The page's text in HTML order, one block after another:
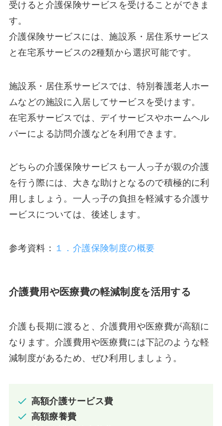
受けると介護保険サービスを受けることができま
す。
介護保険サービスには、施設系・居住系サービス
と在宅系サービスの2種類から選択可能です。
施設系・居住系サービスでは、特別養護老人ホー
ムなどの施設に入居してサービスを受けます。
在宅系サービスでは、デイサービスやホームヘル
パーによる訪問介護などを利用できます。
どちらの介護保険サービスも一人っ子が親の介護
を行う際には、大きな助けとなるので積極的に利
用しましょう。一人っ子の負担を軽減する介護サ
ービスについては、後述します。
参考資料： １．介護保険制度の概要
介護費用や医療費の軽減制度を活用する
介護も長期に渡ると、介護費用や医療費が高額に
なります。介護費用や医療費には下記のような軽
減制度があるため、ぜひ利用しましょう。
高額介護サービス費
高額療養費